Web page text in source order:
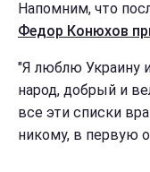
Напомним, что
Федор Конюхов
"Я люблю Украину
народ, добрый и
все эти списки
никому, в первую